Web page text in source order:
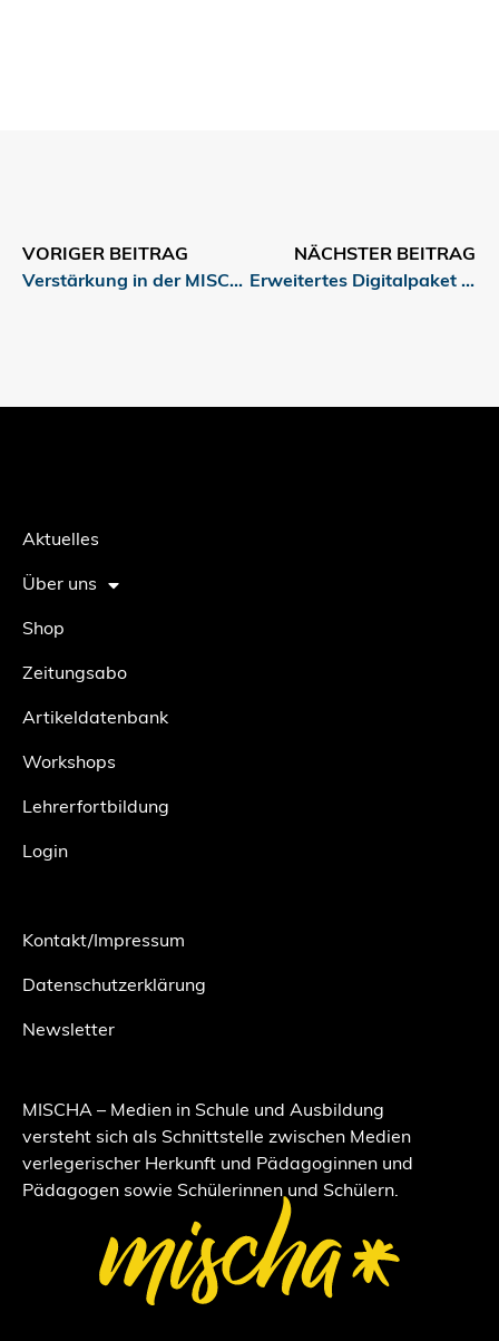
VORIGER BEITRAG
Verstärkung in der MISCHA-Redaktion gesucht
NÄCHSTER BEITRAG
Erweitertes Digitalpaket für Medienkompetenz im Sommersemester
Aktuelles
Über uns
Shop
Zeitungsabo
Artikeldatenbank
Workshops
Lehrerfortbildung
Login
Kontakt/Impressum
Datenschutzerklärung
Newsletter
MISCHA – Medien in Schule und Ausbildung
versteht sich als Schnittstelle zwischen Medien
verlegerischer Herkunft und Pädagoginnen und
Pädagogen sowie Schülerinnen und Schülern.